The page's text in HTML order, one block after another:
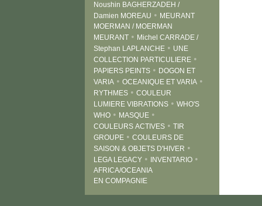
Noushin BAGHERZADEH /
Damien MOREAU • MEURANT
MOERMAN / MOERMAN
MEURANT • Michel CARRADE /
Stephan LAPLANCHE • UNE
COLLECTION PARTICULIERE •
PAPIERS PEINTS • DOGON ET
VARIA • OCEANIQUE ET VARIA •
RYTHMES • COULEUR
LUMIERE VIBRATIONS • WHO'S
WHO • MASQUE •
COULEURS ACTIVES • TIR
GROUPE • COULEURS DE
SAISON & OBJETS D'HIVER •
LEGA LEGACY • INVENTARIO •
AFRICA/OCEANIA
EN COMPAGNIE